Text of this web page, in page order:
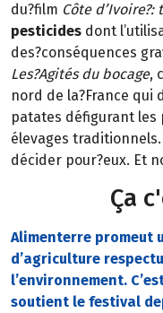
du?film Côte
pesticides dont
des?conséquences
Les?Agités du bocage,
nord de la?France qui
patates défigurant les
élevages
décider pour?eux. Et
Ça
Alimenterre promeut
d’agriculture
l’environnement.
soutient le festival